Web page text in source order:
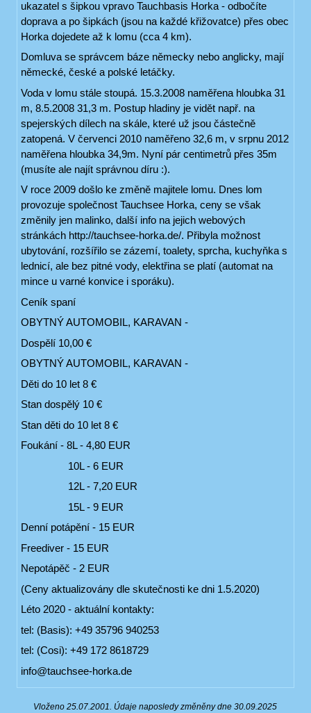
ukazatel s šipkou vpravo Tauchbasis Horka - odbočíte
doprava a po šipkách (jsou na každé křižovatce) přes obec
Horka dojedete až k lomu (cca 4 km).
Domluva se správcem báze německy nebo anglicky, mají
německé, české a polské letáčky.
Voda v lomu stále stoupá. 15.3.2008 naměřena hloubka 31
m, 8.5.2008 31,3 m. Postup hladiny je vidět např. na
spejerských dílech na skále, které už jsou částečně
zatopená. V červenci 2010 naměřeno 32,6 m, v srpnu 2012
naměřena hloubka 34,9m. Nyní pár centimetrů přes 35m
(musíte ale najít správnou díru :).
V roce 2009 došlo ke změně majitele lomu. Dnes lom
provozuje společnost Tauchsee Horka, ceny se však
změnily jen malinko, další info na jejich webových
stránkách http://tauchsee-horka.de/. Přibyla možnost
ubytování, rozšířilo se zázemí, toalety, sprcha, kuchyňka s
lednicí, ale bez pitné vody, elektřina se platí (automat na
mince u varné konvice i sporáku).
Ceník spaní
OBYTNÝ AUTOMOBIL, KARAVAN -
Dospělí 10,00 €
OBYTNÝ AUTOMOBIL, KARAVAN -
Děti do 10 let 8 €
Stan dospělý 10 €
Stan děti do 10 let 8 €
Foukání - 8L - 4,80 EUR
10L - 6 EUR
12L - 7,20 EUR
15L - 9 EUR
Denní potápění - 15 EUR
Freediver - 15 EUR
Nepotápěč - 2 EUR
(Ceny aktualizovány dle skutečnosti ke dni 1.5.2020)
Léto 2020 - aktuální kontakty:
tel: (Basis): +49 35796 940253
tel: (Cosi): +49 172 8618729
info@tauchsee-horka.de
Vloženo 25.07.2001. Údaje naposledy změněny dne 30.09.2025